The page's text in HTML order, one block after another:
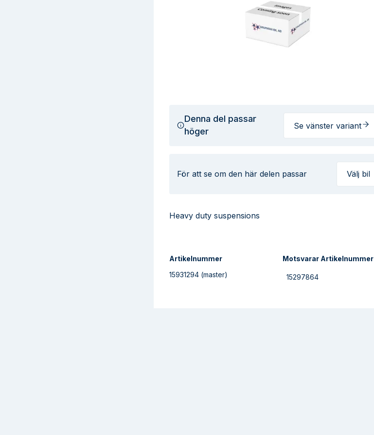
Denna del passar
höger
Se vänster variant
För att se om den här delen passar Välj bil
Heavy duty suspensions
Artikelnummer
15931294 (master)
Motsvarar Artikelnummer
15297864